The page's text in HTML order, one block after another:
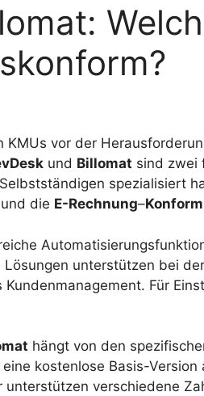
KMUs vor der
und Billomat sind zwei
spezialisiert
die E-Rechnung–
unterstützen bei
Für
hängt von den
kostenlose Basis-
verschiedene